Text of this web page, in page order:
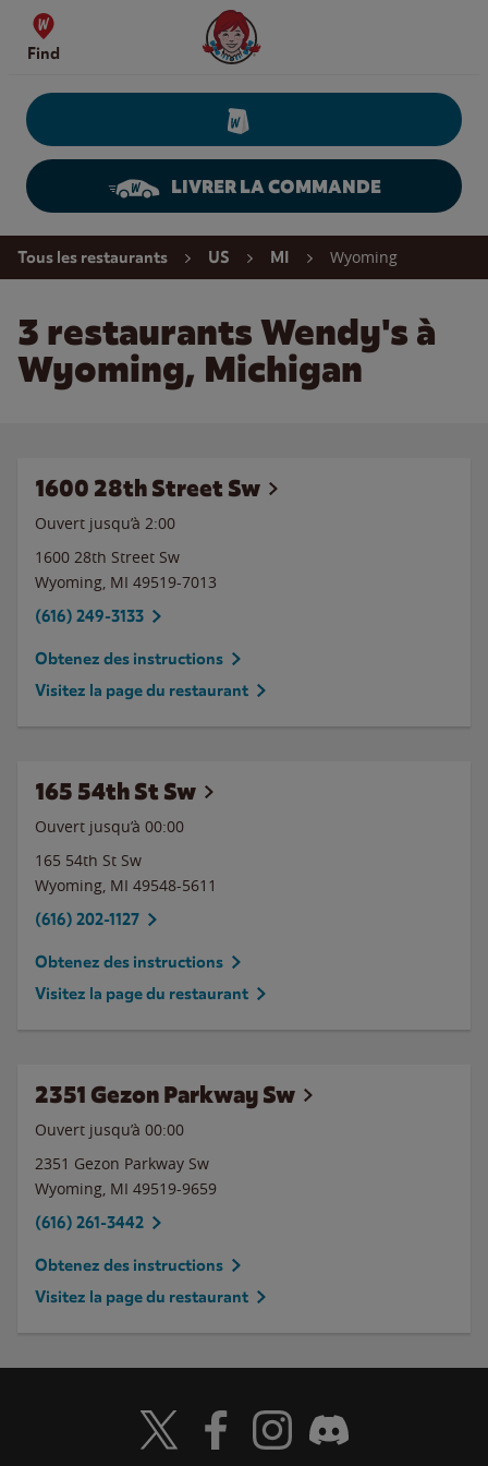
Skip to content
Find
Wendy's Website Home
LIVRER LA COMMANDE
Return to Nav
Tous les restaurants US MI Wyoming
3 restaurants Wendy's à
Wyoming, Michigan
1600 28th Street Sw
Ouvert jusqu’à 2:00
1600 28th Street Sw
Wyoming, MI 49519-7013
(616) 249-3133
Obtenez des instructions
Visitez la page du restaurant
165 54th St Sw
Ouvert jusqu’à 00:00
165 54th St Sw
Wyoming, MI 49548-5611
(616) 202-1127
Obtenez des instructions
Visitez la page du restaurant
2351 Gezon Parkway Sw
Ouvert jusqu’à 00:00
2351 Gezon Parkway Sw
Wyoming, MI 49519-9659
(616) 261-3442
Obtenez des instructions
Visitez la page du restaurant
Visit Wendy's Twitter
Visit Wendy's Facebook
Visit Wendy's Instagram
Visit Wendy's Discord